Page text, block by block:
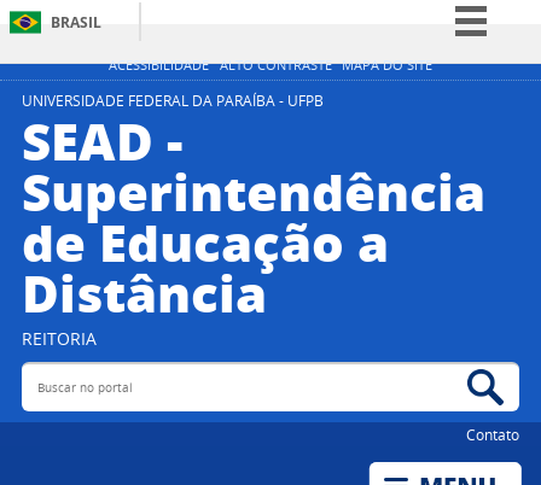
ACESSIBILIDADE ALTO CONTRASTE MAPA DO SITE
BRASIL
Simplifique!
Acesso à informação
Legislação
Canais
UNIVERSIDADE FEDERAL DA PARAÍBA - UFPB
SEAD -
Superintendência
de Educação a
Distância
REITORIA
Buscar no portal
Contato